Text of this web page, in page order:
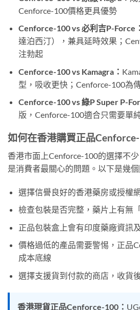
Cenforce-100價格更具優勢
Cenforce-100 vs 必利吉P-Force：
達泊西汀），兼具延時效果；
注勃起
Cenforce-100 vs Kamagra：
型，吸收更快；Cenforce-100為
Cenforce-100 vs 綠P Super P-
版，Cenforce-100適合只需要單
如何在香港購買正品
香港市面上Cenforce-100的選擇不
是消費者最關心的問題。以下是幾個
選擇信譽良好的香港藥房或授權
檢查包裝是否完整，藥片上有無
正品包裝盒上會有印度藥廠資訊
價格過低的產品需要警惕，正品
成本底線
選擇支援貨到付款的商店，收貨
香港現貨正品Cenforce-100：